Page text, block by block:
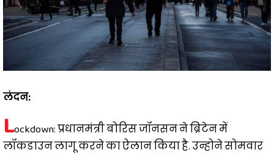
लंदन:
Lockdown: प्रधानमंत्री बोरिस जॉनसन ने ब्रिटेन में
लॉकडाउन लागू करने का ऐलान किया है. उन्होने सोमवार